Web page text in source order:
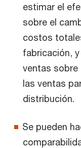
estimar el
sobre el
costos
fabricación,
ventas sobre
las ventas
distribución.
Se pueden